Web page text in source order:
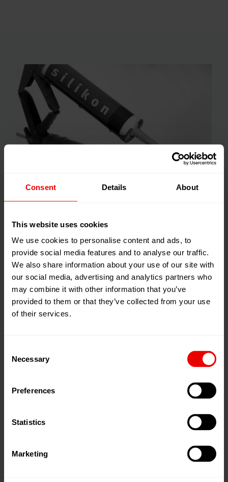
Consent Details About
This website uses cookies
We use cookies to personalise content and ads, to
provide social media features and to analyse our traffic.
We also share information about your use of our site with
our social media, advertising and analytics partners who
may combine it with other information that you’ve
provided to them or that they’ve collected from your use
of their services.
Selection
Necessary
Preferences
Statistics
Marketing
Silikone
2-Komponenten-Kleber- und Dichtmassensysteme
Höherviskose Medien